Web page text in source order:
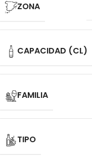
ZONA
CAPACIDAD (CL)
FAMILIA
TIPO